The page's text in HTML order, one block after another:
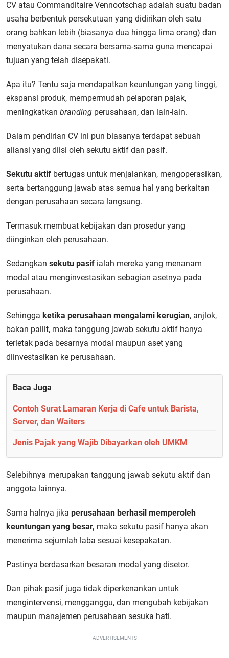
CV atau Commanditaire Vennootschap adalah suatu badan
usaha berbentuk persekutuan yang didirikan oleh satu
orang bahkan lebih (biasanya dua hingga lima orang) dan
menyatukan dana secara bersama-sama guna mencapai
tujuan yang telah disepakati.
Apa itu? Tentu saja mendapatkan keuntungan yang tinggi,
ekspansi produk, mempermudah pelaporan pajak,
meningkatkan branding perusahaan, dan lain-lain.
Dalam pendirian CV ini pun biasanya terdapat sebuah
aliansi yang diisi oleh sekutu aktif dan pasif.
Sekutu aktif bertugas untuk menjalankan, mengoperasikan,
serta bertanggung jawab atas semua hal yang berkaitan
dengan perusahaan secara langsung.
Termasuk membuat kebijakan dan prosedur yang
diinginkan oleh perusahaan.
Sedangkan sekutu pasif ialah mereka yang menanam
modal atau menginvestasikan sebagian asetnya pada
perusahaan.
Sehingga ketika perusahaan mengalami kerugian, anjlok,
bakan pailit, maka tanggung jawab sekutu aktif hanya
terletak pada besarnya modal maupun aset yang
diinvestasikan ke perusahaan.
Baca Juga
Contoh Surat Lamaran Kerja di Cafe untuk Barista,
Server, dan Waiters
Jenis Pajak yang Wajib Dibayarkan oleh UMKM
Selebihnya merupakan tanggung jawab sekutu aktif dan
anggota lainnya.
Sama halnya jika perusahaan berhasil memperoleh
keuntungan yang besar, maka sekutu pasif hanya akan
menerima sejumlah laba sesuai kesepakatan.
Pastinya berdasarkan besaran modal yang disetor.
Dan pihak pasif juga tidak diperkenankan untuk
mengintervensi, mengganggu, dan mengubah kebijakan
maupun manajemen perusahaan sesuka hati.
ADVERTISEMENTS